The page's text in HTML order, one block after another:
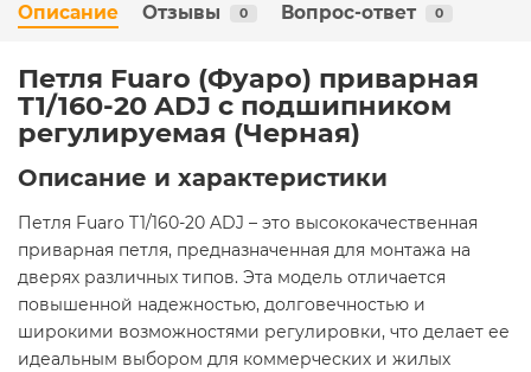
Описание Отзывы 0 Вопрос-ответ 0
Петля Fuaro (Фуаро) приварная
T1/160-20 ADJ с подшипником
регулируемая (Черная)
Описание и характеристики
Петля Fuaro T1/160-20 ADJ – это высококачественная
приварная петля, предназначенная для монтажа на
дверях различных типов. Эта модель отличается
повышенной надежностью, долговечностью и
широкими возможностями регулировки, что делает ее
идеальным выбором для коммерческих и жилых